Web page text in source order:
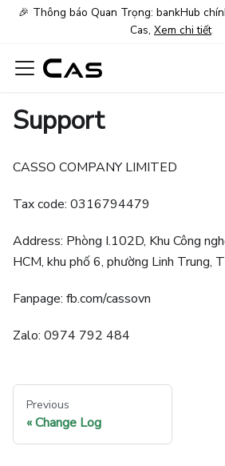
🎉 Thông báo Quan Trọng: bankHub
Cas, Xem chi tiết
Support
CASSO COMPANY LIMITED
Tax code: 0316794479
Address: Phòng I.102D, Khu Công
HCM, khu phố 6, phường Linh Trung,
Fanpage: fb.com/cassovn
Zalo: 0974 792 484
Previous
Change Log